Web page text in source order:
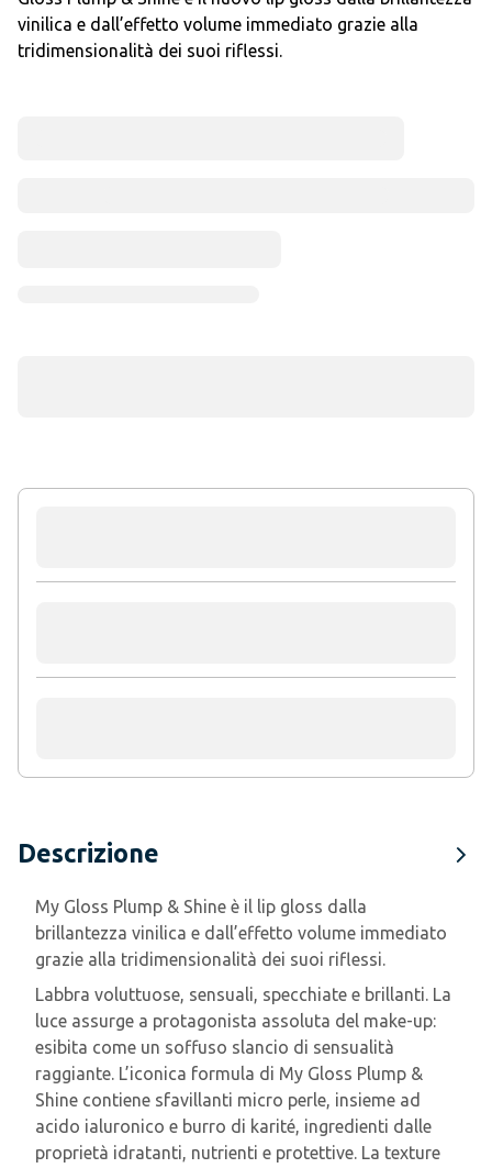
vinilica e dall’effetto volume immediato grazie alla
tridimensionalità dei suoi riflessi.
Descrizione
My Gloss Plump & Shine è il lip gloss dalla
brillantezza vinilica e dall’effetto volume immediato
grazie alla tridimensionalità dei suoi riflessi.
Labbra voluttuose, sensuali, specchiate e brillanti. La
luce assurge a protagonista assoluta del make-up:
esibita come un soffuso slancio di sensualità
raggiante. L’iconica formula di My Gloss Plump &
Shine contiene sfavillanti micro perle, insieme ad
acido ialuronico e burro di karité, ingredienti dalle
proprietà idratanti, nutrienti e protettive. La texture